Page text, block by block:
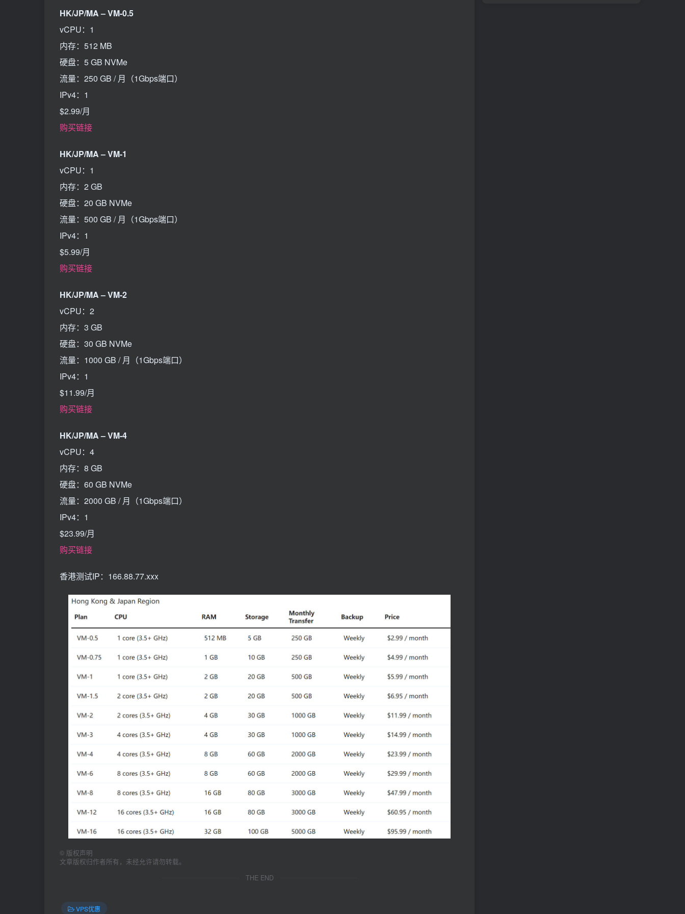
HK/JP/MA – VM-0.5
vCPU：1
内存：512 MB
硬盘：5 GB NVMe
流量：250 GB / 月（1Gbps端口）
IPv4：1
$2.99/月
购买链接
HK/JP/MA – VM-1
vCPU：1
内存：2 GB
硬盘：20 GB NVMe
流量：500 GB / 月（1Gbps端口）
IPv4：1
$5.99/月
购买链接
HK/JP/MA – VM-2
vCPU：2
内存：3 GB
硬盘：30 GB NVMe
流量：1000 GB / 月（1Gbps端口）
IPv4：1
$11.99/月
购买链接
HK/JP/MA – VM-4
vCPU：4
内存：8 GB
硬盘：60 GB NVMe
流量：2000 GB / 月（1Gbps端口）
IPv4：1
$23.99/月
购买链接
香港测试IP：166.88.77.xxx
© 版权声明
文章版权归作者所有，未经允许请勿转载。
THE END
VPS优惠